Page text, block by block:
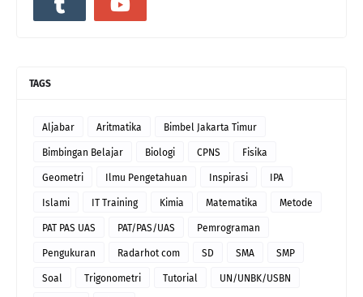
TAGS
Aljabar Aritmatika Bimbel Jakarta Timur
Bimbingan Belajar Biologi CPNS Fisika
Geometri Ilmu Pengetahuan Inspirasi IPA
Islami IT Training Kimia Matematika Metode
PAT PAS UAS PAT/PAS/UAS Pemrograman
Pengukuran Radarhot com SD SMA SMP
Soal Trigonometri Tutorial UN/UNBK/USBN